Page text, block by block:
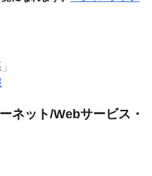
ネット/Webサービス・